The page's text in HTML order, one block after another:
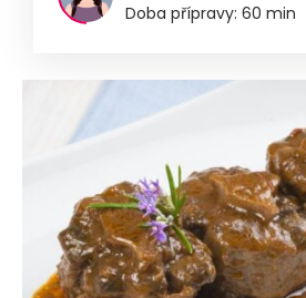
Doba přípravy: 60 min